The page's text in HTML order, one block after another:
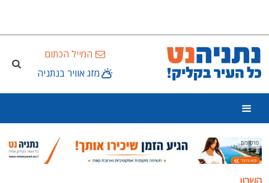
המייל הכתום
מזג אוויר בנתניה
פרסומת